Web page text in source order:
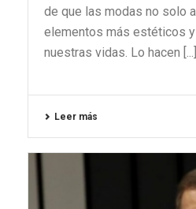
de que las modas no solo
elementos más estéticos
nuestras vidas. Lo hacen [...]
Leer más